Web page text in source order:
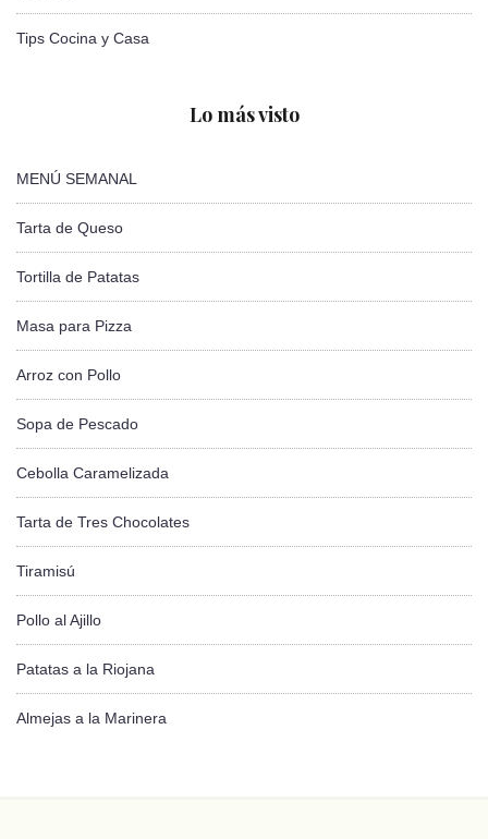
Tips Cocina y Casa
Lo más visto
MENÚ SEMANAL
Tarta de Queso
Tortilla de Patatas
Masa para Pizza
Arroz con Pollo
Sopa de Pescado
Cebolla Caramelizada
Tarta de Tres Chocolates
Tiramisú
Pollo al Ajillo
Patatas a la Riojana
Almejas a la Marinera